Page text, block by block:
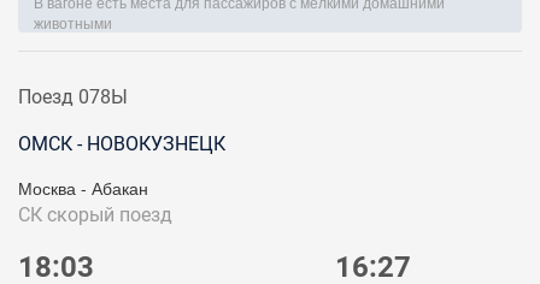
животными
Поезд 078Ы
ОМСК - НОВОКУЗНЕЦК
Москва - Абакан
СК скорый поезд
18:03 16:27